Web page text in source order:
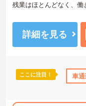
残業はほとんどなく、
ジされたい方におすすめ
資格取得支援、研修制
きる機会もたくさんです
就業をしやすい環境です
ご興味ある方には、面
詳細を見る
ここに注目！ 車